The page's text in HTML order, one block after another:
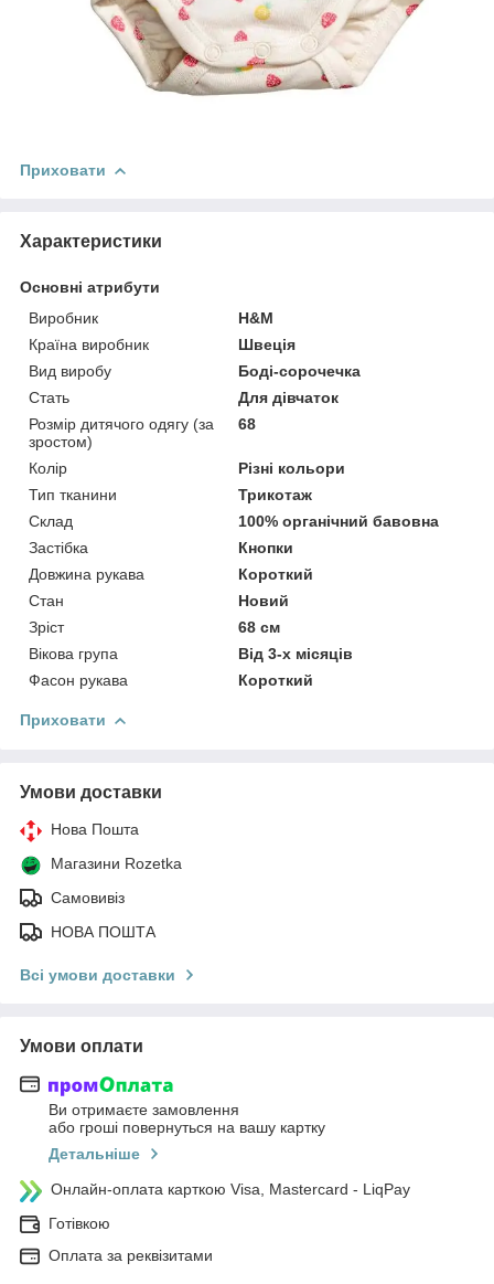
Приховати
Характеристики
Основні атрибути
Виробник
H&M
Країна виробник
Швеція
Вид виробу
Боді-сорочечка
Стать
Для дівчаток
Розмір дитячого одягу (за
зростом)
68
Колір
Різні кольори
Тип тканини
Трикотаж
Склад
100% органічний бавовна
Застібка
Кнопки
Довжина рукава
Короткий
Стан
Новий
Зріст
68 см
Вікова група
Від 3-х місяців
Фасон рукава
Короткий
Приховати
Умови доставки
Нова Пошта
Магазини Rozetka
Самовивіз
НОВА ПОШТА
Всі умови доставки
Умови оплати
Ви отримаєте замовлення
або гроші повернуться на вашу картку
Детальніше
Онлайн-оплата карткою Visa, Mastercard - LiqPay
Готівкою
Оплата за реквізитами